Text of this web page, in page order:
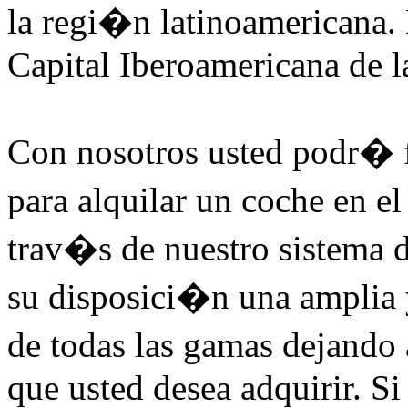
la regi�n
Capital Iberoamericana de
Con nosotros usted
para alquilar un coche en
trav�s de nuestro sistema
su disposici�n una
de todas las gamas
que usted desea adquirir.